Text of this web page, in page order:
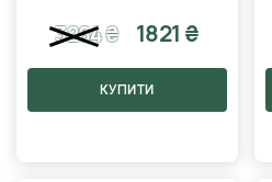
3264₴ 1821 ₴
КУПИТИ